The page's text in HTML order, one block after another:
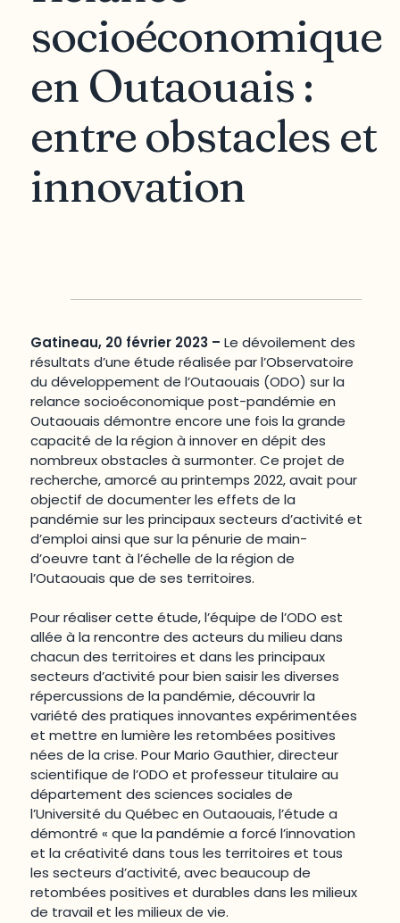
socioéconomique
en Outaouais :
entre obstacles et
innovation
Gatineau, 20 février 2023 –Le dévoilement des
résultats d’une étude réalisée par l’Observatoire
du développement de l’Outaouais (ODO) sur la
relance socioéconomique post-pandémie en
Outaouais démontre encore une fois la grande
capacité de la région à innover en dépit des
nombreux obstacles à surmonter. Ce projet de
recherche, amorcé au printemps 2022, avait pour
objectif de documenter les effets de la
pandémie sur les principaux secteurs d’activité et
d’emploi ainsi que sur la pénurie de main-
d’oeuvre tant à l’échelle de la région de
l’Outaouais que de ses territoires.
Pour réaliser cette étude, l’équipe de l’ODO est
allée à la rencontre des acteurs du milieu dans
chacun des territoires et dans les principaux
secteurs d’activité pour bien saisir les diverses
répercussions de la pandémie, découvrir la
variété des pratiques innovantes expérimentées
et mettre en lumière les retombées positives
nées de la crise. Pour Mario Gauthier, directeur
scientifique de l’ODO et professeur titulaire au
département des sciences sociales de
l’Université du Québec en Outaouais, l’étude a
démontré « que la pandémie a forcé l’innovation
et la créativité dans tous les territoires et tous
les secteurs d’activité, avec beaucoup de
retombées positives et durables dans les milieux
de travail et les milieux de vie.